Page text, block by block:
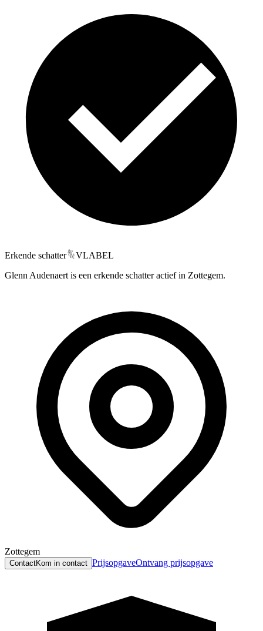
Erkende schatter
VLABEL
Glenn Audenaert is een erkende schatter actief in Zottegem.
Zottegem
ContactKom in contact PrijsopgaveOntvang prijsopgave